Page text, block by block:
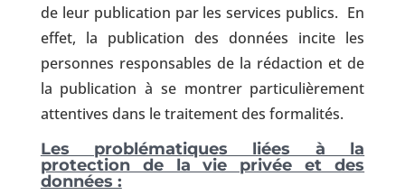
de leur publication par les services publics. En
effet, la publication des données incite les
personnes responsables de la rédaction et de
la publication à se montrer particulièrement
attentives dans le traitement des formalités.
Les problématiques liées à la
protection de la vie privée et des
données :